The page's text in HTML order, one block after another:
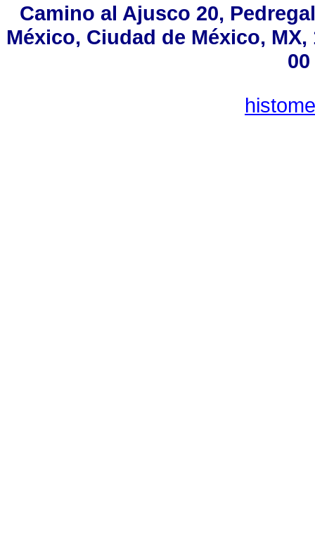
Camino al Ajusco 20,
México, Ciudad de México, MX,